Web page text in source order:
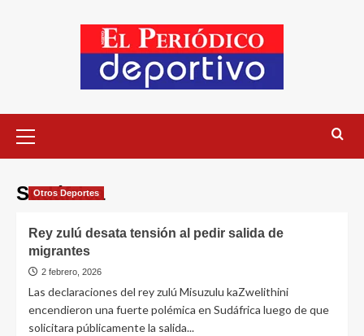
Sudáfrica
Otros Deportes
Rey zulú desata tensión al pedir salida de
migrantes
2 febrero, 2026
Las declaraciones del rey zulú Misuzulu kaZwelithini
encendieron una fuerte polémica en Sudáfrica luego de que
solicitara públicamente la salida...